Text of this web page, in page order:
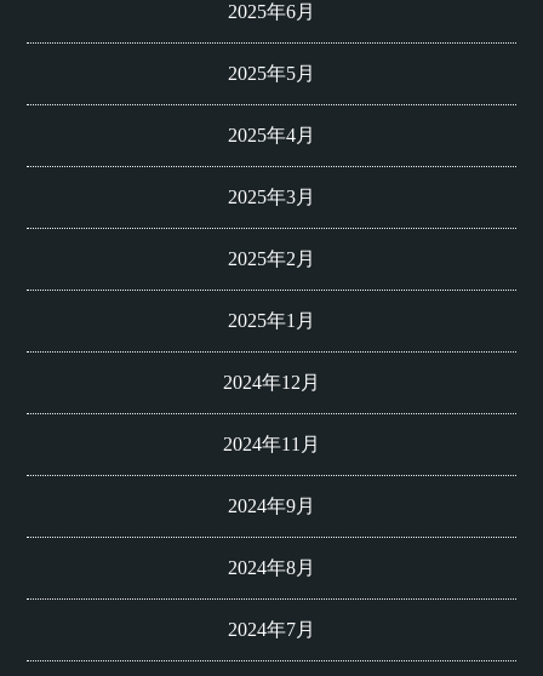
2025年6月
2025年5月
2025年4月
2025年3月
2025年2月
2025年1月
2024年12月
2024年11月
2024年9月
2024年8月
2024年7月